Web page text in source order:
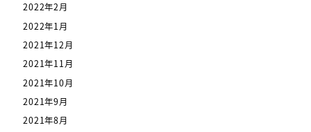
2022年2月
2022年1月
2021年12月
2021年11月
2021年10月
2021年9月
2021年8月